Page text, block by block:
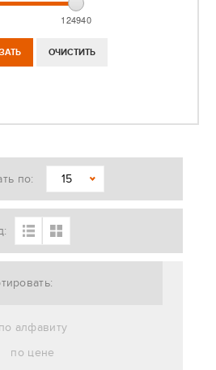
124940
по: 15
по алфавиту
по цене